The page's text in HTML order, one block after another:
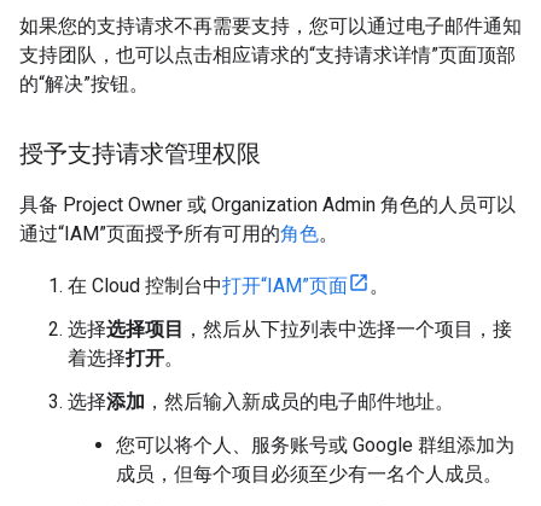
如果您的支持请求不再需要支持，您可以通过电子邮件通知
支持团队，也可以点击相应请求的“支持请求详情”页面顶部
的“解决”按钮。
授予支持请求管理权限
具备 Project Owner 或 Organization Admin 角色的人员可以
通过“IAM”页面授予所有可用的角色。
在 Cloud 控制台中打开“IAM”页面
。
选择选择项目 ，然后从下拉列表中选择一个项目，接
着选择打开。
选择添加 ，然后输入新成员的电子邮件地址。
您可以将个人、服务账号或 Google 群组添加为
成员，但每个项目必须至少有一名个人成员。